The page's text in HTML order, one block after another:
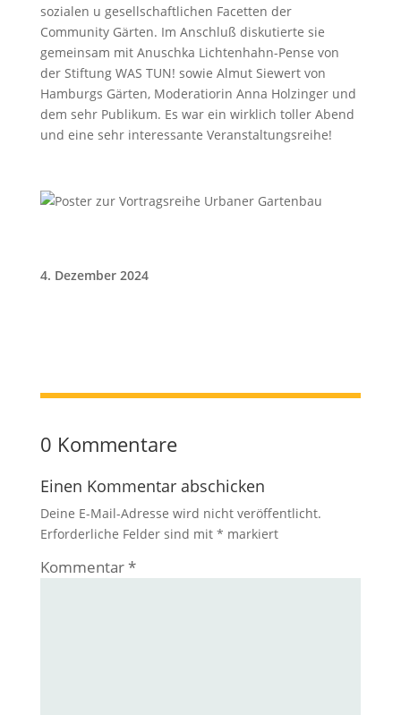
sozialen u gesellschaftlichen Facetten der
Community Gärten. Im Anschluß diskutierte sie
gemeinsam mit Anuschka Lichtenhahn-Pense von
der Stiftung WAS TUN! sowie Almut Siewert von
Hamburgs Gärten, Moderatiorin Anna Holzinger und
dem sehr Publikum. Es war ein wirklich toller Abend
und eine sehr interessante Veranstaltungsreihe!
4. Dezember 2024
0 Kommentare
Einen Kommentar abschicken
Deine E-Mail-Adresse wird nicht veröffentlicht.
Erforderliche Felder sind mit * markiert
Kommentar*